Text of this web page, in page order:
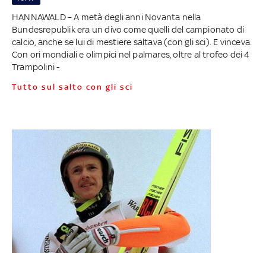
HANNAWALD – A metà degli anni Novanta nella
Bundesrepublik era un divo come quelli del campionato di
calcio, anche se lui di mestiere saltava (con gli sci). E vinceva.
Con ori mondiali e olimpici nel palmares, oltre al trofeo dei 4
Trampolini -
Tutto sul salto con gli sci